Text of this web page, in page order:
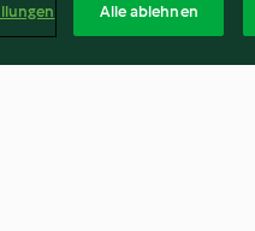
Alle ablehnen